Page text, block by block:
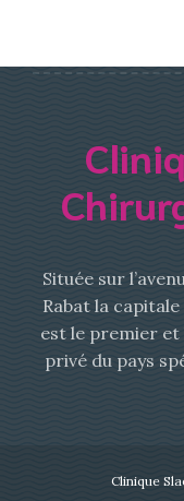
Située sur
Rabat la
est le premier
privé du pays
Clinique